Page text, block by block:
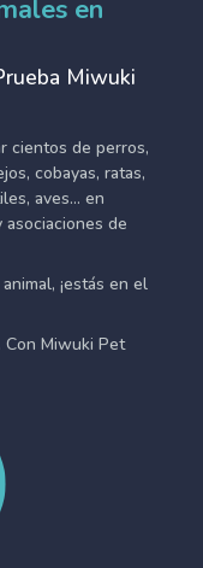
en
Miwuki
cientos de perros,
cobayas, ratas,
aves... en
de
¡estás en el
Con Miwuki Pet